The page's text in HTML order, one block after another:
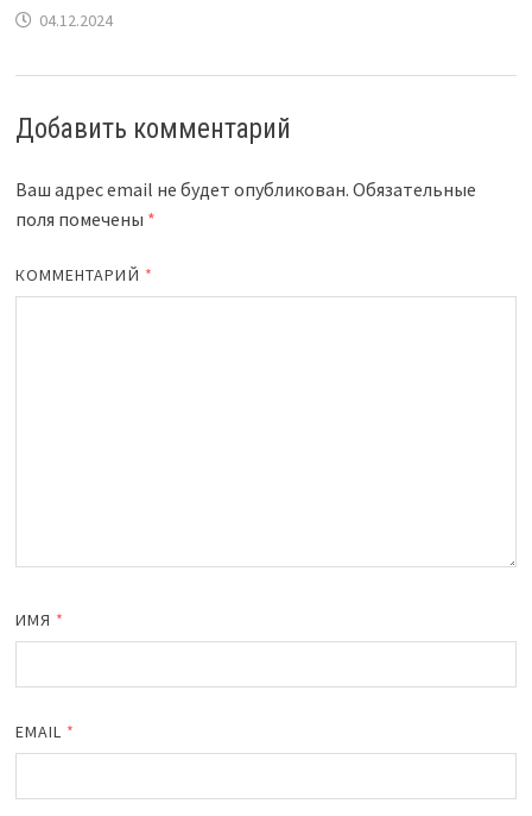
04.12.2024
Добавить комментарий
Ваш адрес email не будет опубликован. Обязательные
поля помечены *
КОММЕНТАРИЙ *
ИМЯ *
EMAIL *